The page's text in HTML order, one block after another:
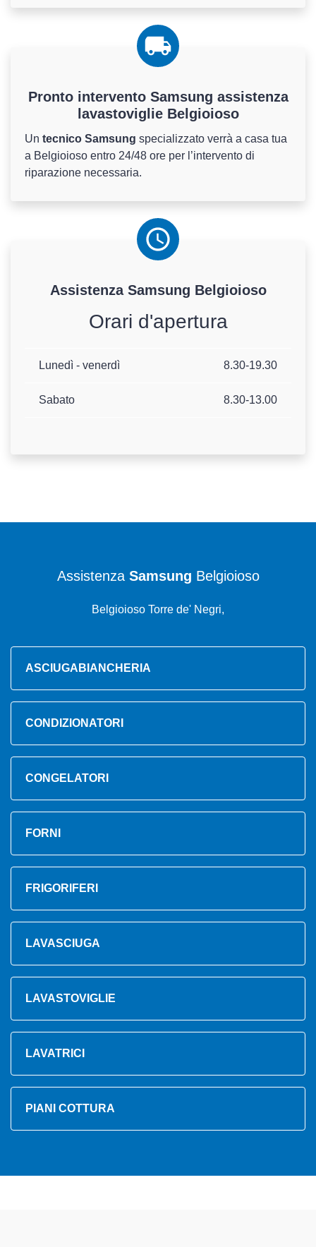
Pronto intervento Samsung assistenza
lavastoviglie Belgioioso
Un tecnico Samsung specializzato verrà a casa tua
a Belgioioso entro 24/48 ore per l’intervento di
riparazione necessaria.
Assistenza Samsung Belgioioso
Orari d'apertura
Lunedì - venerdì 8.30-19.30
Sabato 8.30-13.00
Assistenza Samsung Belgioioso
Belgioioso Torre de' Negri,
ASCIUGABIANCHERIA
CONDIZIONATORI
CONGELATORI
FORNI
FRIGORIFERI
LAVASCIUGA
LAVASTOVIGLIE
LAVATRICI
PIANI COTTURA